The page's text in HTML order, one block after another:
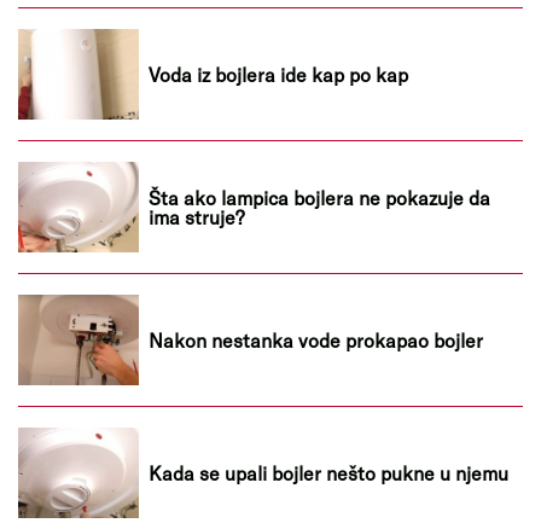
Voda iz bojlera ide kap po kap
Šta ako lampica bojlera ne pokazuje da
ima struje?
Nakon nestanka vode prokapao bojler
Kada se upali bojler nešto pukne u njemu